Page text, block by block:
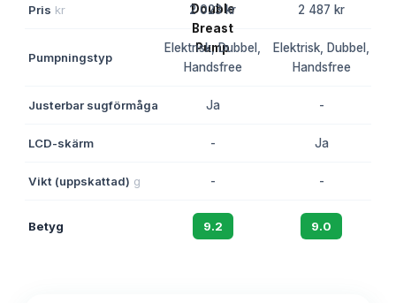
Pris kr 2 023 kr 2 487 kr
Pumpningstyp
Elektrisk, Dubbel,
Handsfree
Elektrisk, Dubbel,
Handsfree
Justerbar sugförmåga Ja -
LCD-skärm - Ja
Vikt (uppskattad) g - -
Betyg 9.2 9.0